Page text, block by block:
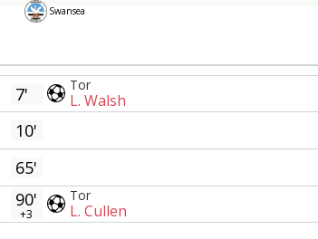
Swansea
7' Tor
L. Walsh
10'
65'
90'
+3
Tor
L. Cullen